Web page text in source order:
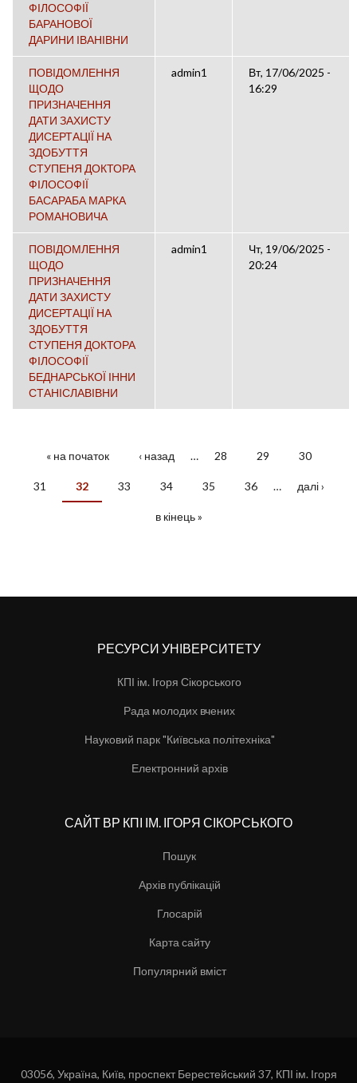
ФІЛОСОФІЇ
БАРАНОВОЇ
ДАРИНИ ІВАНІВНИ
ПОВІДОМЛЕННЯ
ЩОДО
ПРИЗНАЧЕННЯ
ДАТИ ЗАХИСТУ
ДИСЕРТАЦІЇ НА
ЗДОБУТТЯ
СТУПЕНЯ ДОКТОРА
ФІЛОСОФІЇ
БАСАРАБА МАРКА
РОМАНОВИЧА
admin1
Вт, 17/06/2025 -
16:29
ПОВІДОМЛЕННЯ
ЩОДО
ПРИЗНАЧЕННЯ
ДАТИ ЗАХИСТУ
ДИСЕРТАЦІЇ НА
ЗДОБУТТЯ
СТУПЕНЯ ДОКТОРА
ФІЛОСОФІЇ
БЕДНАРСЬКОЇ ІННИ
СТАНІСЛАВІВНИ
admin1
Чт, 19/06/2025 -
20:24
« на початок ‹ назад … 28 29 30
31 32 33 34 35 36 … далі ›
в кінець »
РЕСУРСИ УНІВЕРСИТЕТУ
КПІ ім. Ігоря Сікорського
Рада молодих вчених
Науковий парк "Київська політехніка"
Електронний архів
САЙТ ВР КПІ ІМ. ІГОРЯ СІКОРСЬКОГО
Пошук
Архів публікацій
Глосарій
Карта сайту
Популярний вміст
03056, Україна, Київ, проспект Берестейський 37, КПІ ім. Ігоря